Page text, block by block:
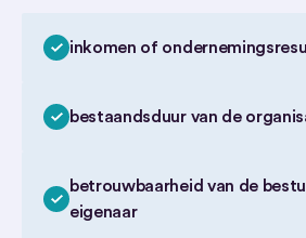
inkomen of
bestaandsduur van de
betrouwbaarheid van de
eigenaar